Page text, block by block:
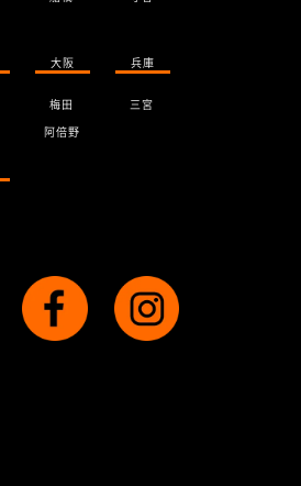
大阪 兵庫
梅田
三宮
阿倍野